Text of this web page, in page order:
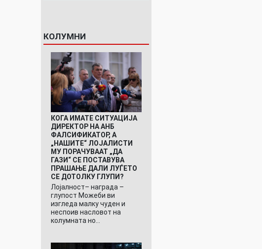
КОЛУМНИ
КОГА ИМАТЕ СИТУАЦИЈА
ДИРЕКТОР НА АНБ
ФАЛСИФИКАТОР, А
„НАШИТЕ“ ЛОЈАЛИСТИ
МУ ПОРАЧУВААТ „ДА
ГАЗИ“ СЕ ПОСТАВУВА
ПРАШАЊЕ ДАЛИ ЛУЃЕТО
СЕ ДОТОЛКУ ГЛУПИ?
Лојалност– награда –
глупост Можеби ви
изгледа малку чуден и
неспоив насловот на
колумната но…